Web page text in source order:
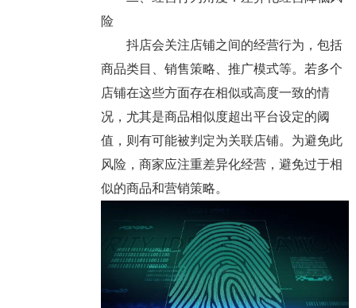
险
抖店会关注店铺之间的经营行为，包括
商品类目、销售策略、推广模式等。若多个
店铺在这些方面存在相似或高度一致的情
况，尤其是商品相似度超出平台设定的阈
值，则有可能被判定为关联店铺。为避免此
风险，商家应注重差异化经营，避免过于相
似的商品和营销策略。